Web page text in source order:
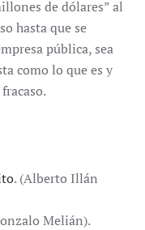
de dólares” al
hasta que se
pública, sea
como lo que es y
. (Alberto Illán
Melián).